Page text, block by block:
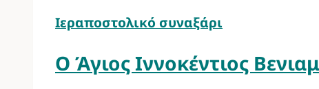
Ιεραποστολικό συναξάρι
Ο Άγιος Ιννοκέντιος